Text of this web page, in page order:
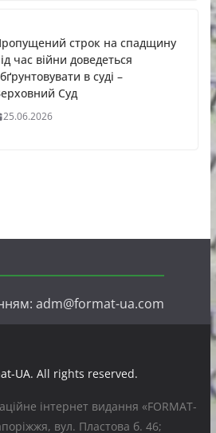
строк на спадщину
час війни доведеться
в суді –
Суд
25.06.2026
adm@format-ua.com
UA. All rights reserved.
інтернет видання «FORMAT-
вул. Пластова б. 46;